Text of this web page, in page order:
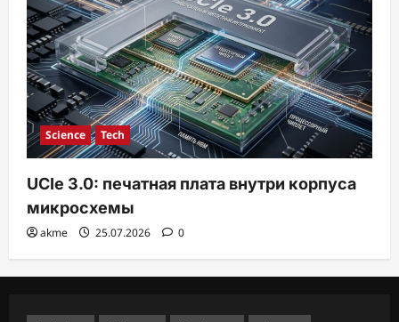
Science Tech
UCIe 3.0: печатная плата внутри корпуса
микросхемы
akme 25.07.2026 0